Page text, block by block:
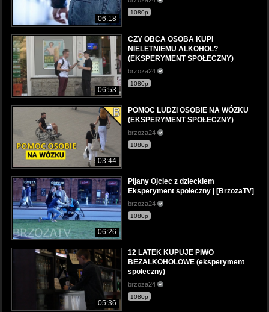
06:18
1080p
06:53
CZY OBCA OSOBA KUPI
NIELETNIEMU ALKOHOL?
(EKSPERYMENT SPOŁECZNY)
brzoza24
1080p
03:44
POMOC LUDZI OSOBIE NA WÓZKU
(EKSPERYMENT SPOŁECZNY)
brzoza24
1080p
06:26
Pijany Ojciec z dzieckiem
Eksperyment społeczny | [BrzozaTV]
brzoza24
1080p
05:36
12 LATEK KUPUJE PIWO
BEZALKOHOLOWE (eksperyment
społeczny)
brzoza24
1080p